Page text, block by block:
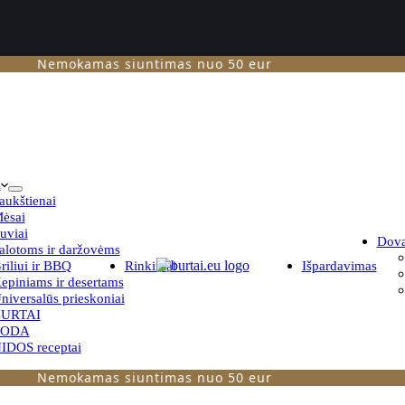
siuntimas nuo 50 eur
ir daržovėms
ir BBQ
ir desertams
prieskoniai
receptai
Rinkiniai Išpardavimas
siuntimas nuo 50 eur